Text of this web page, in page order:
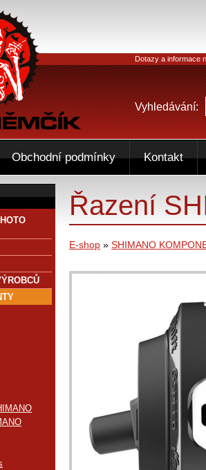
Řazení
E-shop » SHIMANO
Dotazy a informace
Vyhledávání:
Obchodní podmínky Kontakt